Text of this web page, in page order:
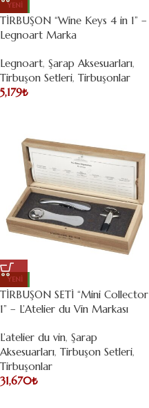
YENI
TİRBUŞON “Wine Keys 4 in 1” –
Legnoart Marka
Legnoart, Şarap Aksesuarları,
Tirbuşon Setleri, Tirbuşonlar
5,179₺
YENI
TİRBUŞON SETİ “Mini Collector
1” – L’Atelier du Vin Markası
L’atelier du vin, Şarap
Aksesuarları, Tirbuşon Setleri,
Tirbuşonlar
31,670₺